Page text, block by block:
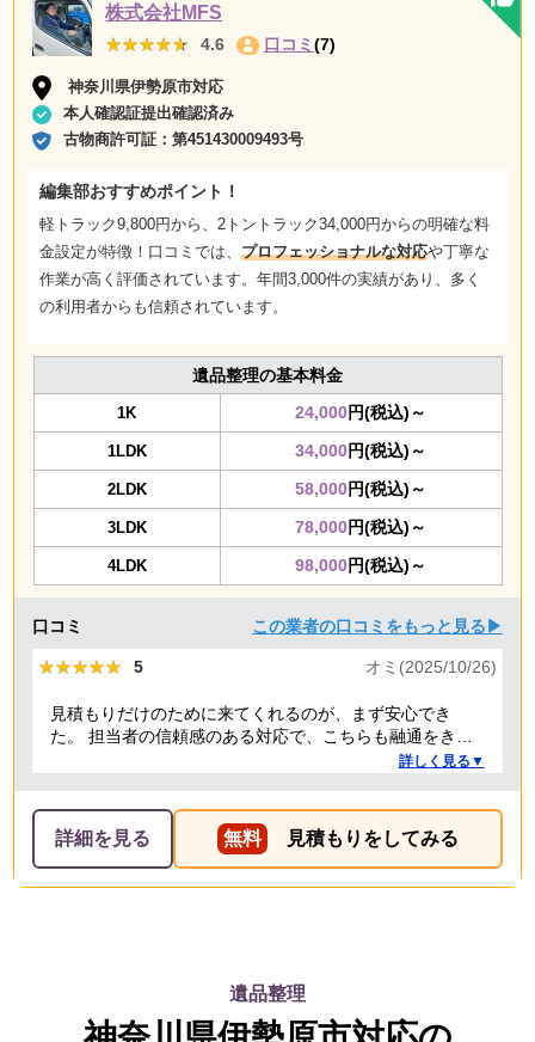
株式会社MFS
★★★★★
★★★★★ 4.6 口コミ (7)
神奈川県伊勢原市対応
本人確認証提出確認済み
古物商許可証：第451430009493号
編集部おすすめポイント！
軽トラック9,800円から、2トントラック34,000円からの明確な料
金設定が特徴！口コミでは、 プロフェッショナルな対応や丁寧な
作業が高く評価されています。年間3,000件の実績があり、多く
の利用者からも信頼されています。
遺品整理の基本料金
1K 24,000円(税込)～
1LDK 34,000円(税込)～
2LDK 58,000円(税込)～
3LDK 78,000円(税込)～
4LDK 98,000円(税込)～
口コミ この業者の口コミをもっと見る▶
★★★★★
★★★★★ 5 オミ(2025/10/26)
見積もりだけのために来てくれるのが、まず安心でき
た。 担当者の信頼感のある対応で、こちらも融通をきか
せることで、結果的にもっとも安い価格でお願いでき
さり、ありがたかったので満点にしました。
詳しく見る▼
詳細を見る 無料 見積もりをしてみる
遺品整理